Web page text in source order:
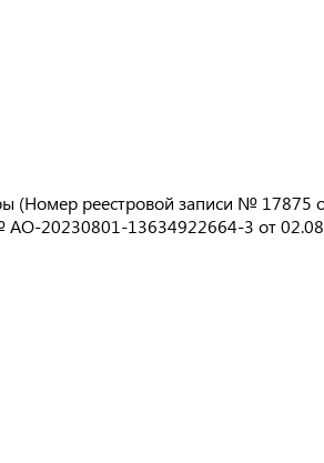
(Номер реестровой записи № 17875
20230801-13634922664-3 от